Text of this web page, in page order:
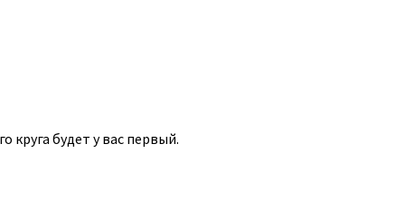
круга будет у вас первый.